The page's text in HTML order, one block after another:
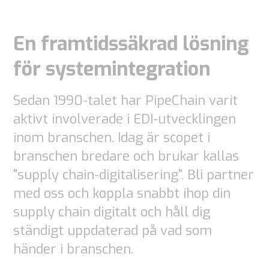
En framtidssäkrad lösning
för systemintegration
Sedan 1990-talet har PipeChain varit
aktivt involverade i EDI-utvecklingen
inom branschen. Idag är scopet i
branschen bredare och brukar kallas
"supply chain-digitalisering". Bli partner
med oss och koppla snabbt ihop din
supply chain digitalt och håll dig
ständigt uppdaterad på vad som
händer i branschen.